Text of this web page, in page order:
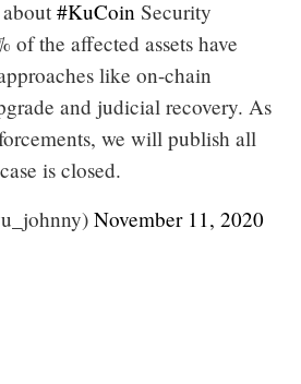
#KuCoin Security
of the affected assets have
like on-chain
and judicial recovery. As
we will publish all
is closed.
November 11, 2020